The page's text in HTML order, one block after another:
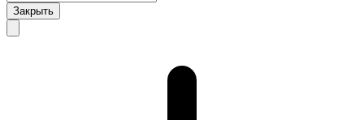
Закрыть